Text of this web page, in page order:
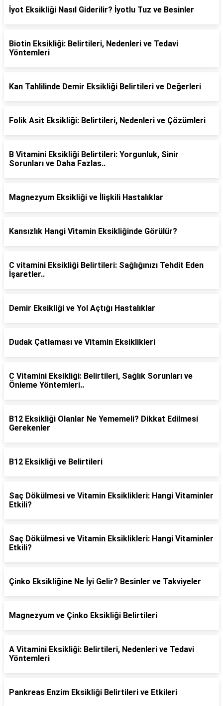
İyot Eksikliği Nasıl Giderilir? İyotlu Tuz ve Besinler
Biotin Eksikliği: Belirtileri, Nedenleri ve Tedavi
Yöntemleri
Kan Tahlilinde Demir Eksikliği Belirtileri ve Değerleri
Folik Asit Eksikliği: Belirtileri, Nedenleri ve Çözümleri
B Vitamini Eksikliği Belirtileri: Yorgunluk, Sinir
Sorunları ve Daha Fazlas..
Magnezyum Eksikliği ve İlişkili Hastalıklar
Kansızlık Hangi Vitamin Eksikliğinde Görülür?
C vitamini Eksikliği Belirtileri: Sağlığınızı Tehdit Eden
İşaretler..
Demir Eksikliği ve Yol Açtığı Hastalıklar
Dudak Çatlaması ve Vitamin Eksiklikleri
C Vitamini Eksikliği: Belirtileri, Sağlık Sorunları ve
Önleme Yöntemleri..
B12 Eksikliği Olanlar Ne Yememeli? Dikkat Edilmesi
Gerekenler
B12 Eksikliği ve Belirtileri
Saç Dökülmesi ve Vitamin Eksiklikleri: Hangi Vitaminler
Etkili?
Saç Dökülmesi ve Vitamin Eksiklikleri: Hangi Vitaminler
Etkili?
Çinko Eksikliğine Ne İyi Gelir? Besinler ve Takviyeler
Magnezyum ve Çinko Eksikliği Belirtileri
A Vitamini Eksikliği: Belirtileri, Nedenleri ve Tedavi
Yöntemleri
Pankreas Enzim Eksikliği Belirtileri ve Etkileri